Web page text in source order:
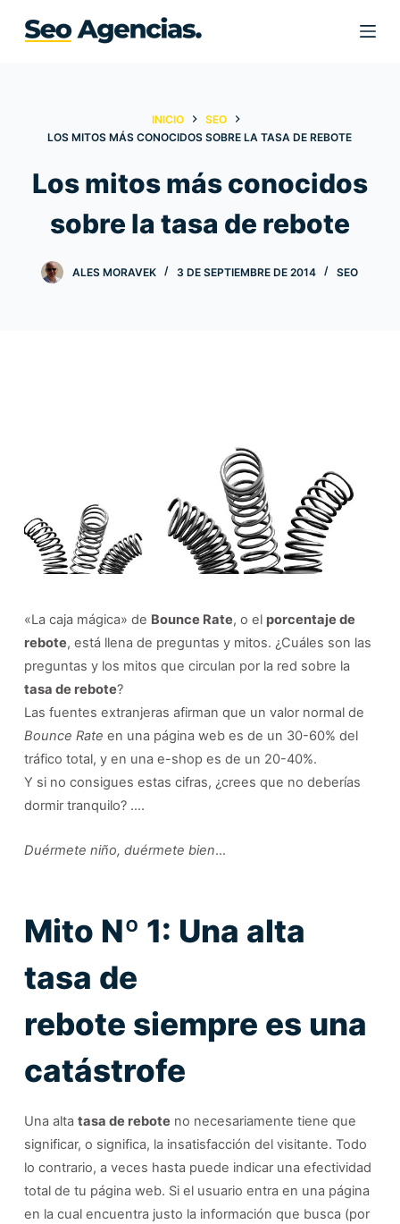
S
a
INICIO
SEO
LOS MITOS MÁS CONOCIDOS SOBRE LA TASA DE REBOTE
Los mitos más conocidos
sobre la tasa de rebote
ALES MORAVEK 3 DE SEPTIEMBRE DE 2014 SEO
«La caja mágica» de Bounce Rate, o el porcentaje de
rebote, está llena de preguntas y mitos. ¿Cuáles son las
preguntas y los mitos que circulan por la red sobre la
tasa de rebote?
Las fuentes extranjeras afirman que un valor normal de
Bounce Rate en una página web es de un 30-60% del
tráfico total, y en una e-shop es de un 20-40%.
Y si no consigues estas cifras, ¿crees que no deberías
dormir tranquilo? ….
Duérmete niño, duérmete bien…
Mito Nº 1: Una alta
tasa de
rebote siempre es una
catástrofe
Una alta tasa de rebote no necesariamente tiene que
significar, o significa, la insatisfacción del visitante. Todo
lo contrario, a veces hasta puede indicar una efectividad
total de tu página web. Si el usuario entra en una página
en la cual encuentra justo la información que busca (por